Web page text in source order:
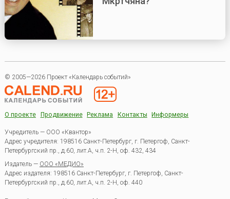
© 2005—2026 Проект «Календарь событий»
О проекте Продвижение Реклама Контакты Информеры
Учредитель — ООО «Квантор»
Адрес учредителя: 198516 Санкт-Петербург, г. Петергоф, Санкт-
Петербургский пр., д.60, лит.А, ч.п. 2-Н, оф. 432, 434
Издатель — ООО «МЕДИО»
Адрес издателя: 198516 Санкт-Петербург, г. Петергоф, Санкт-
Петербургский пр., д.60, лит.А, ч.п. 2-Н, оф. 440